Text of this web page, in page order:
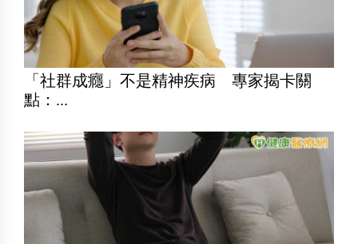
「社群成癮」不是精神疾病 專家揭卡關
點：...